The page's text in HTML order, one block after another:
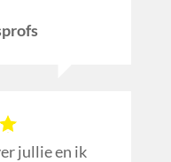
jullie en ik